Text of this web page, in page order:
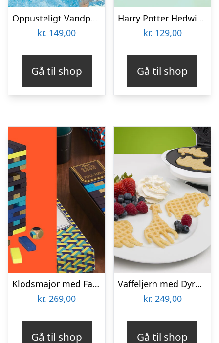
Oppusteligt Vandpolosæt – Intex
kr. 149,00
Gå til shop
Harry Potter Hedwig 3D Krus
kr. 129,00
Gå til shop
Klodsmajor med Farver
kr. 269,00
Gå til shop
Vaffeljern med Dyremotiv – KitchPro
kr. 249,00
Gå til shop